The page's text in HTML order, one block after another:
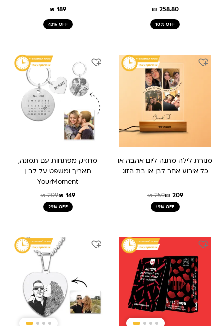
₪ 258.80
10% OFF
₪ 189
43% OFF
מנורת לילה מתנה ליום אהבה או
כל אירוע אחר לבן או בת הזוג
₪259
המחיר
היה:
₪ 209
המחיר
הוא:
19% OFF
מחזיק מפתחות עם תמונה,
תאריך ומשפט על לב |
YourMoment
₪209
המקורי
₪ 209.
₪ 149
הנוכחי
₪ 149.
29% OFF
המחיר
היה:
₪ 199.
המחיר
הוא:
₪ 159.
המחיר
המקורי
המחיר
הנוכחי